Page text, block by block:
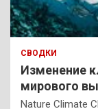
СВОДКИ
Изменение
мирового
Nature Climate